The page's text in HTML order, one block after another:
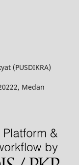
(PUSDIKRA)
Medan